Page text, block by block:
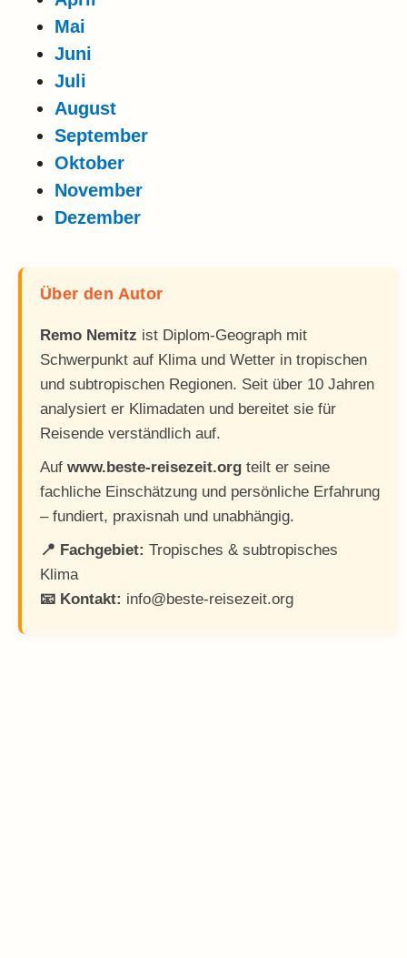
Mai
Juni
Juli
August
September
Oktober
November
Dezember
Über den Autor
Remo Nemitz ist Diplom-Geograph mit
Schwerpunkt auf Klima und Wetter in tropischen
und subtropischen Regionen. Seit über 10 Jahren
analysiert er Klimadaten und bereitet sie für
Reisende verständlich auf.
Auf www.beste-reisezeit.org teilt er seine
fachliche Einschätzung und persönliche Erfahrung
– fundiert, praxisnah und unabhängig.
📍 Fachgebiet: Tropisches & subtropisches
Klima
📧 Kontakt: info@beste-reisezeit.org